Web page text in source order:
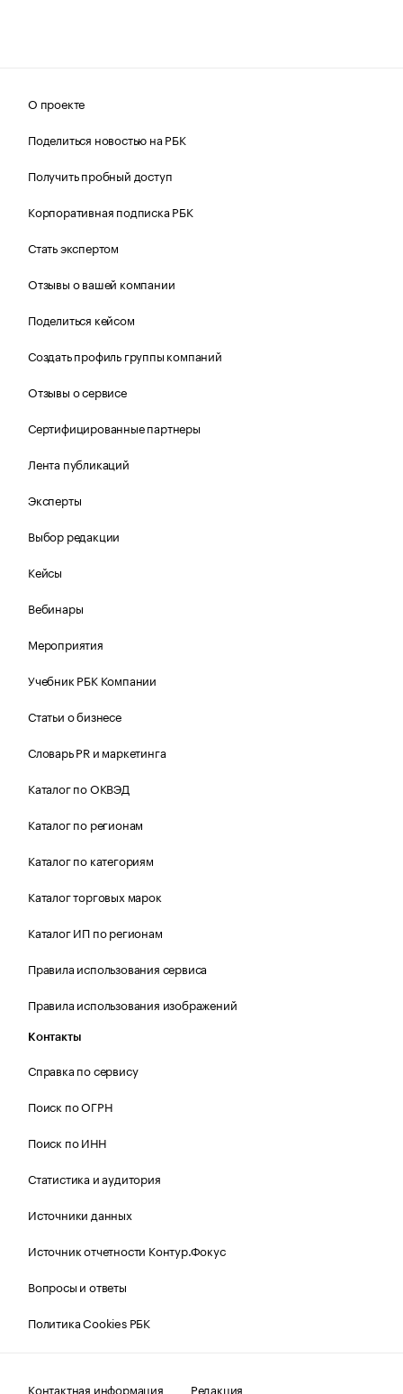
О проекте
Поделиться новостью на РБК
Получить пробный доступ
Корпоративная подписка РБК
Стать экспертом
Отзывы о вашей компании
Поделиться кейсом
Создать профиль группы компаний
Отзывы о сервисе
Сертифицированные партнеры
Лента публикаций
Эксперты
Выбор редакции
Кейсы
Вебинары
Мероприятия
Учебник РБК Компании
Статьи о бизнесе
Словарь PR и маркетинга
Каталог по ОКВЭД
Каталог по регионам
Каталог по категориям
Каталог торговых марок
Каталог ИП по регионам
Правила использования сервиса
Правила использования изображений
Контакты
Справка по сервису
Поиск по ОГРН
Поиск по ИНН
Статистика и аудитория
Источники данных
Источник отчетности Контур.Фокус
Вопросы и ответы
Политика Cookies РБК
Контактная информация Редакция